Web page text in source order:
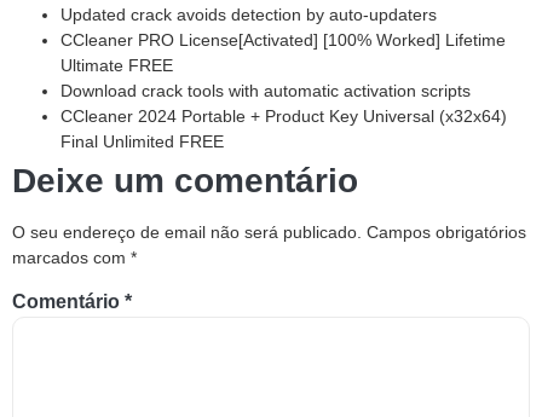
Updated crack avoids detection by auto-updaters
CCleaner PRO License[Activated] [100% Worked] Lifetime
Ultimate FREE
Download crack tools with automatic activation scripts
CCleaner 2024 Portable + Product Key Universal (x32x64)
Final Unlimited FREE
Deixe um comentário
O seu endereço de email não será publicado. Campos obrigatórios
marcados com *
Comentário *